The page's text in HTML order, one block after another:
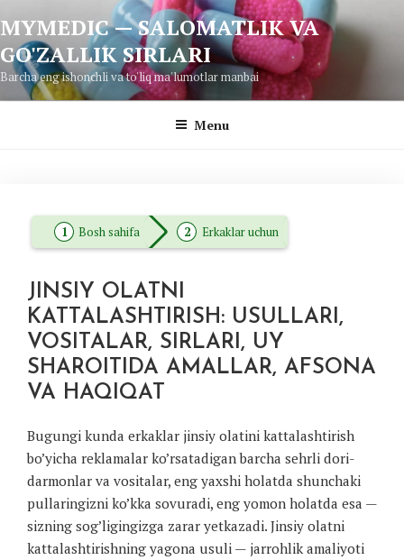
to
content
MYMEDIC — SALOMATLIK VA
GO'ZALLIK SIRLARI
Barcha eng ishonchli va to'liq ma'lumotlar manbai
Menu
Bosh sahifa Erkaklar uchun
JINSIY OLATNI
KATTALASHTIRISH: USULLARI,
VOSITALAR, SIRLARI, UY
SHAROITIDA AMALLAR, AFSONA
VA HAQIQAT
Bugungi kunda erkaklar jinsiy olatini kattalashtirish
bo’yicha reklamalar ko’rsatadigan barcha sehrli dori-
darmonlar va vositalar, eng yaxshi holatda shunchaki
pullaringizni ko’kka sovuradi, eng yomon holatda esa —
sizning sog’ligingizga zarar yetkazadi. Jinsiy olatni
kattalashtirishning yagona usuli — jarrohlik amaliyoti